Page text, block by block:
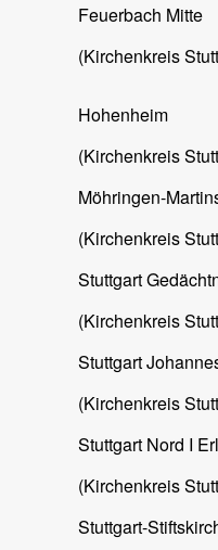
Feuerbach Mitte
(Kirchenkreis
Hohenheim
(Kirchenkreis
Möhringen-
(Kirchenkreis
Stuttgart
(Kirchenkreis
Stuttgart
(Kirchenkreis
Stuttgart Nord I
(Kirchenkreis
Stuttgart-